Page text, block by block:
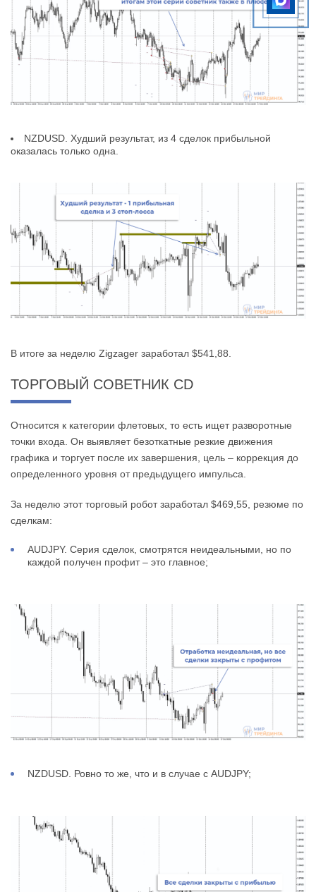
NZDUSD. Худший результат, из 4 сделок прибыльной
оказалась только одна.
В итоге за неделю Zigzager заработал $541,88.
ТОРГОВЫЙ СОВЕТНИК CD
Относится к категории флетовых, то есть ищет разворотные
точки входа. Он выявляет безоткатные резкие движения
графика и торгует после их завершения, цель – коррекция до
определенного уровня от предыдущего импульса.
За неделю этот торговый робот заработал $469,55, резюме по
сделкам:
AUDJPY. Серия сделок, смотрятся неидеальными, но по
каждой получен профит – это главное;
NZDUSD. Ровно то же, что и в случае с AUDJPY;